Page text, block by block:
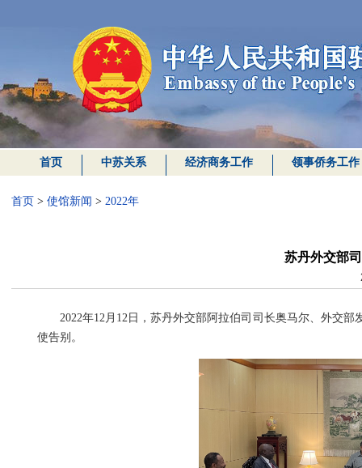
首页 中苏关系 经济商务工作 领事侨务工作
首页 > 使馆新闻 > 2022年
苏丹外交部
2022年12月12日，苏丹外交部阿拉伯司司长奥马尔、外交
使告别。